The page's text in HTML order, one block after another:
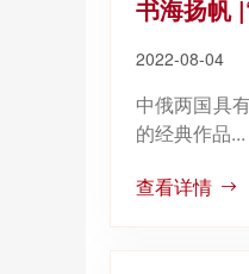
书海扬帆
2022-08-04
中俄两国具
的经典作品...
查看详情